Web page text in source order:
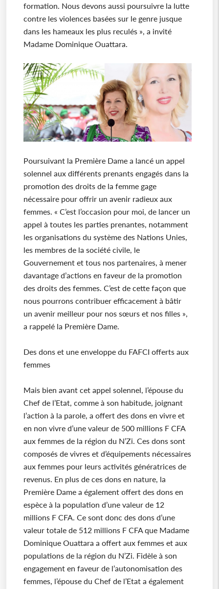
formation. Nous devons aussi poursuivre la lutte
contre les violences basées sur le genre jusque
dans les hameaux les plus reculés », a invité
Madame Dominique Ouattara.
Poursuivant la Première Dame a lancé un appel
solennel aux différents prenants engagés dans la
promotion des droits de la femme gage
nécessaire pour offrir un avenir radieux aux
femmes. « C’est l’occasion pour moi, de lancer un
appel à toutes les parties prenantes, notamment
les organisations du système des Nations Unies,
les membres de la société civile, le
Gouvernement et tous nos partenaires, à mener
davantage d’actions en faveur de la promotion
des droits des femmes. C’est de cette façon que
nous pourrons contribuer efficacement à bâtir
un avenir meilleur pour nos sœurs et nos filles »,
a rappelé la Première Dame.
Des dons et une enveloppe du FAFCI offerts aux
femmes
Mais bien avant cet appel solennel, l’épouse du
Chef de l’Etat, comme à son habitude, joignant
l’action à la parole, a offert des dons en vivre et
en non vivre d’une valeur de 500 millions F CFA
aux femmes de la région du N’Zi. Ces dons sont
composés de vivres et d’équipements nécessaires
aux femmes pour leurs activités génératrices de
revenus. En plus de ces dons en nature, la
Première Dame a également offert des dons en
espèce à la population d’une valeur de 12
millions F CFA. Ce sont donc des dons d’une
valeur totale de 512 millions F CFA que Madame
Dominique Ouattara a offert aux femmes et aux
populations de la région du N’Zi. Fidèle à son
engagement en faveur de l’autonomisation des
femmes, l’épouse du Chef de l’Etat a également